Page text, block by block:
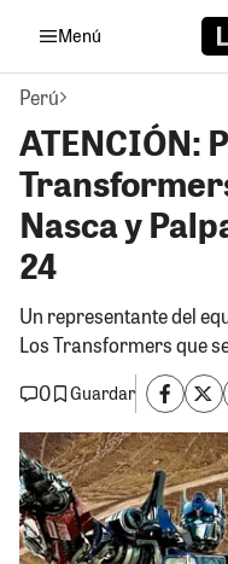
Menú
Perú
ATENCIÓN:
Nasca y
24
Un representante del
Los Transformers que
0
Guardar